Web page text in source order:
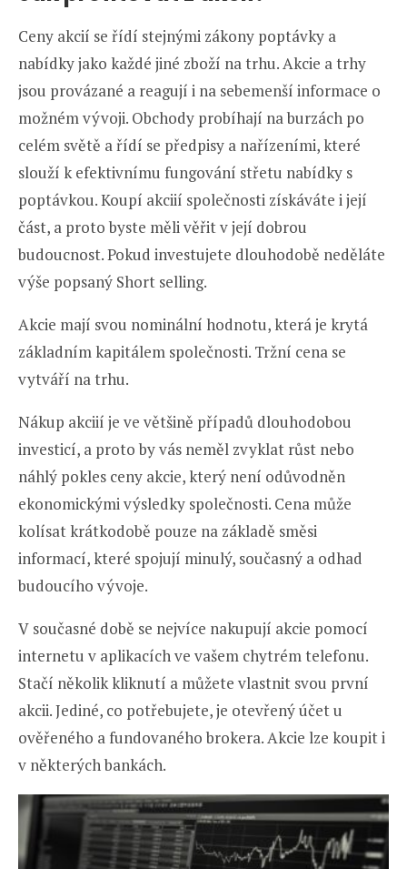
Ceny akcií se řídí stejnými zákony poptávky a
nabídky jako každé jiné zboží na trhu. Akcie a trhy
jsou provázané a reagují i na sebemenší informace o
možném vývoji. Obchody probíhají na burzách po
celém světě a řídí se předpisy a nařízeními, které
slouží k efektivnímu fungování střetu nabídky s
poptávkou. Koupí akciií společnosti získáváte i její
část, a proto byste měli věřit v její dobrou
budoucnost. Pokud investujete dlouhodobě neděláte
výše popsaný Short selling.
Akcie mají svou nominální hodnotu, která je krytá
základním kapitálem společnosti. Tržní cena se
vytváří na trhu.
Nákup akciií je ve většině případů dlouhodobou
investicí, a proto by vás neměl zvyklat růst nebo
náhlý pokles ceny akcie, který není odůvodněn
ekonomickými výsledky společnosti. Cena může
kolísat krátkodobě pouze na základě směsi
informací, které spojují minulý, současný a odhad
budoucího vývoje.
V současné době se nejvíce nakupují akcie pomocí
internetu v aplikacích ve vašem chytrém telefonu.
Stačí několik kliknutí a můžete vlastnit svou první
akcii. Jediné, co potřebujete, je otevřený účet u
ověřeného a fundovaného brokera. Akcie lze koupit i
v některých bankách.